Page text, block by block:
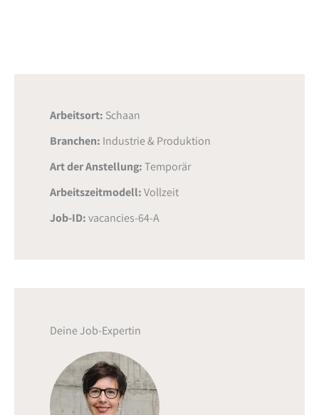
Arbeitsort: Schaan
Branchen: Industrie & Produktion
Art der Anstellung:Temporär
Arbeitszeitmodell:Vollzeit
Job-ID:vacancies-64-A
Deine Job-Expertin